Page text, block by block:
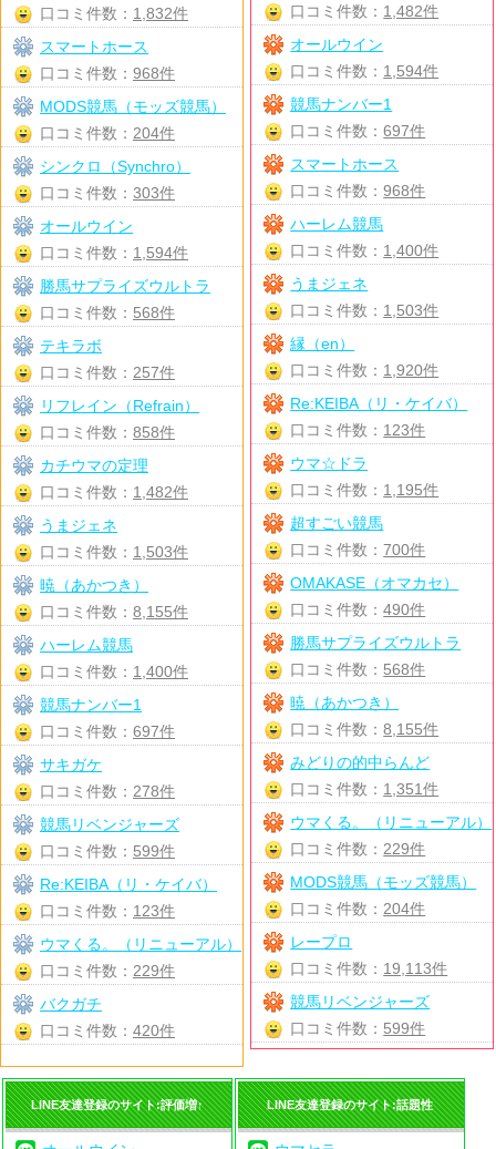
口コミ件数： 1,482件
オールウイン
口コミ件数： 1,594件
競馬ナンバー1
口コミ件数：697件
スマートホース
口コミ件数：968件
ハーレム競馬
口コミ件数： 1,400件
うまジェネ
口コミ件数： 1,503件
縁（en）
口コミ件数： 1,920件
Re:KEIBA（リ・ケイバ）
口コミ件数： 123件
ウマ☆ドラ
口コミ件数： 1,195件
超すごい競馬
口コミ件数：700件
OMAKASE（オマカセ）
口コミ件数：490件
勝馬サプライズウルトラ
口コミ件数： 568件
暁（あかつき）
口コミ件数：8,155件
みどりの的中らんど
口コミ件数： 1,351件
ウマくる。（リニューアル）
口コミ件数： 229件
MODS競馬（モッズ競馬）
口コミ件数： 204件
レープロ
口コミ件数： 19,113件
競馬リベンジャーズ
口コミ件数： 599件
口コミ件数： 1,832件
スマートホース
口コミ件数： 968件
MODS競馬（モッズ競馬）
口コミ件数： 204件
シンクロ（Synchro）
口コミ件数： 303件
オールウイン
口コミ件数： 1,594件
勝馬サプライズウルトラ
口コミ件数： 568件
テキラボ
口コミ件数： 257件
リフレイン（Refrain）
口コミ件数： 858件
カチウマの定理
口コミ件数： 1,482件
うまジェネ
口コミ件数： 1,503件
暁（あかつき）
口コミ件数： 8,155件
ハーレム競馬
口コミ件数： 1,400件
競馬ナンバー1
口コミ件数： 697件
サキガケ
口コミ件数： 278件
競馬リベンジャーズ
口コミ件数： 599件
Re:KEIBA（リ・ケイバ）
口コミ件数： 123件
ウマくる。（リニューアル）
口コミ件数： 229件
バクガチ
口コミ件数： 420件
LINE友達登録のサイト:評価増↑ LINE友達登録のサイト:話題性